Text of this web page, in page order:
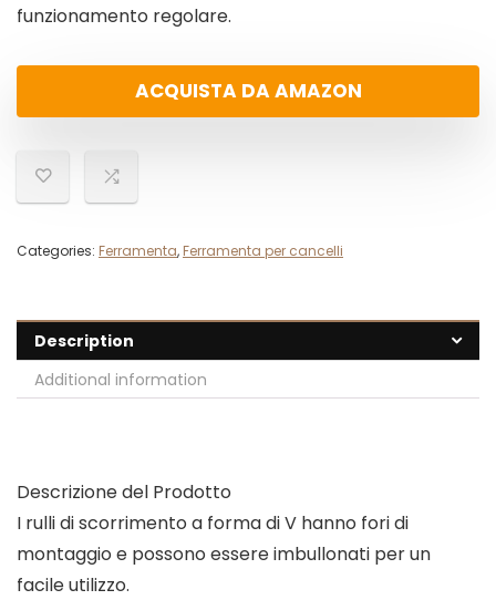
funzionamento regolare.
ACQUISTA DA AMAZON
Categories: Ferramenta, Ferramenta per cancelli
Description
Additional information
Descrizione del Prodotto
I rulli di scorrimento a forma di V hanno fori di
montaggio e possono essere imbullonati per un
facile utilizzo.